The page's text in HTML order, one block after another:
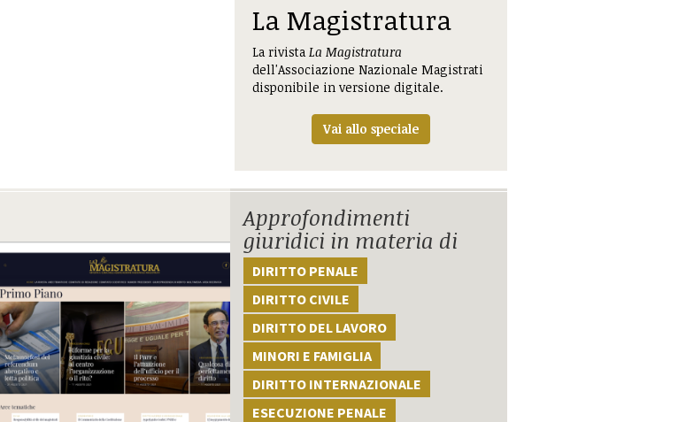
La Magistratura
La rivista La Magistratura
dell'Associazione Nazionale Magistrati
disponibile in versione digitale.
Vai allo speciale
Approfondimenti
giuridici in materia di
DIRITTO PENALE
DIRITTO CIVILE
DIRITTO DEL LAVORO
MINORI E FAMIGLIA
DIRITTO INTERNAZIONALE
ESECUZIONE PENALE